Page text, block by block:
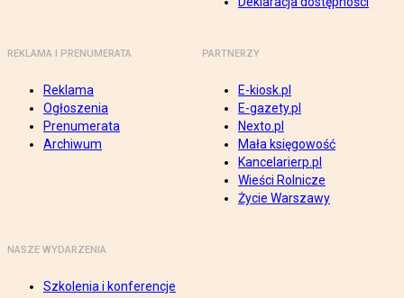
REKLAMA I PRENUMERATA
Reklama
Ogłoszenia
Prenumerata
Archiwum
PARTNERZY
E-kiosk.pl
E-gazety.pl
Nexto.pl
Mała księgowość
Kancelarierp.pl
Wieści Rolnicze
Życie Warszawy
NASZE WYDARZENIA
Szkolenia i konferencje